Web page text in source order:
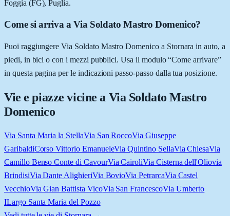
Foggia (FG), Puglia.
Come si arriva a Via Soldato Mastro Domenico?
Puoi raggiungere Via Soldato Mastro Domenico a Stornara in auto, a
piedi, in bici o con i mezzi pubblici. Usa il modulo “Come arrivare”
in questa pagina per le indicazioni passo-passo dalla tua posizione.
Vie e piazze vicine a Via Soldato Mastro
Domenico
Via Santa Maria la StellaVia San RoccoVia Giuseppe
GaribaldiCorso Vittorio EmanueleVia Quintino SellaVia ChiesaVia
Camillo Benso Conte di CavourVia CairoliVia Cisterna dell'Oliovia
BrindisiVia Dante AlighieriVia BovioVia PetrarcaVia Castel
VecchioVia Gian Battista VicoVia San FrancescoVia Umberto
ILargo Santa Maria del Pozzo